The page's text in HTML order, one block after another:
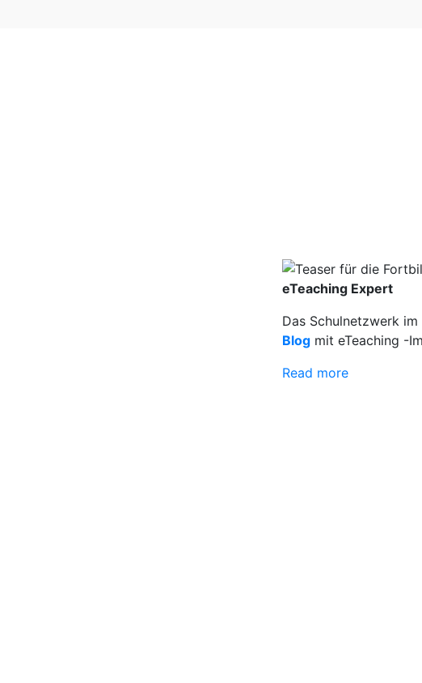
eTeaching Expert
Das Schulnetzwerk
Blog mit eTeaching -
Read more